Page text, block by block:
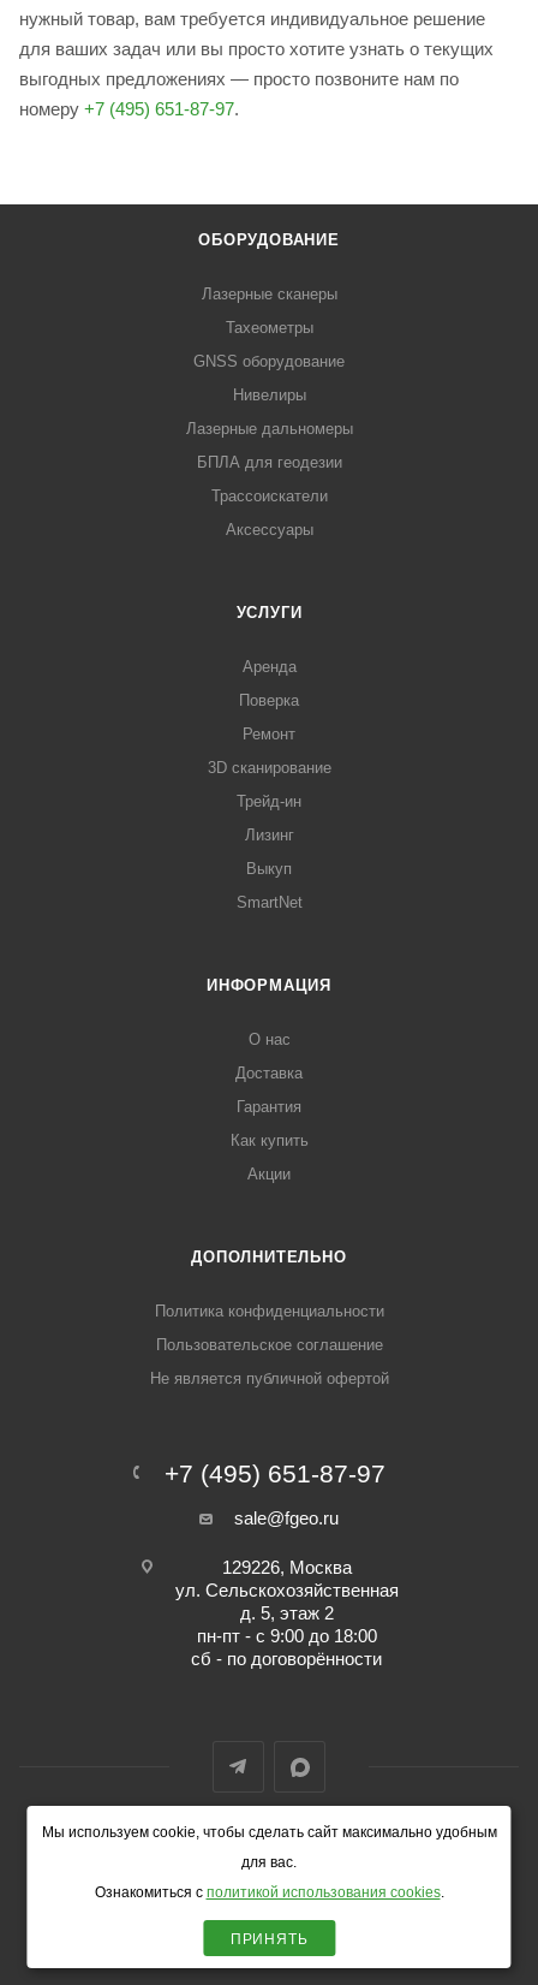
нужный товар, вам требуется индивидуальное решение
для ваших задач или вы просто хотите узнать о текущих
выгодных предложениях — просто позвоните нам по
номеру +7 (495) 651-87-97.
Мы используем cookie, чтобы сделать сайт максимально удобным
для вас.
Ознакомиться с политикой использования cookies.
ПРИНЯТЬ
ОБОРУДОВАНИЕ
Лазерные сканеры
Тахеометры
GNSS оборудование
Нивелиры
Лазерные дальномеры
БПЛА для геодезии
Трассоискатели
Аксессуары
УСЛУГИ
Аренда
Поверка
Ремонт
3D сканирование
Трейд-ин
Лизинг
Выкуп
SmartNet
ИНФОРМАЦИЯ
О нас
Доставка
Гарантия
Как купить
Акции
ДОПОЛНИТЕЛЬНО
Политика конфиденциальности
Пользовательское соглашение
Не является публичной офертой
+7 (495) 651-87-97
sale@fgeo.ru
129226, Москва
ул. Сельскохозяйственная
д. 5, этаж 2
пн-пт - с 9:00 до 18:00
сб - по договорённости
© 2014-2026 ФокусГео